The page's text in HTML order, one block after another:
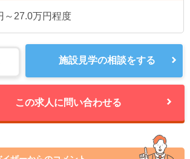
～27.0万円程度
施設見学の相談をする
この求人に問い合わせる